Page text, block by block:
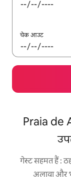
चेक आउट
Praia de
गेस्ट सहमत हैं :
अलावा और